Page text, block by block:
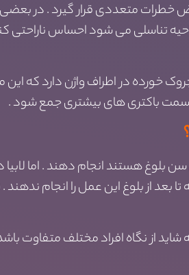
متعددی قرار گیرد . در بعضی
تناسلی می شود احساس ناراحتی
در اطراف واژن دارد که این
باکتری های بیشتری جمع شود .
بلوغ هستند انجام دهند . اما
بلوغ این عمل را انجام ندهند .
از نگاه افراد مختلف متفاوت